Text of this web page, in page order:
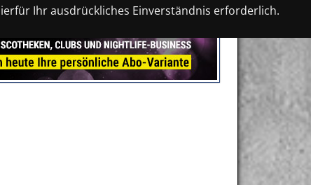
Ihr ausdrückliches Einverständnis erforderlich.